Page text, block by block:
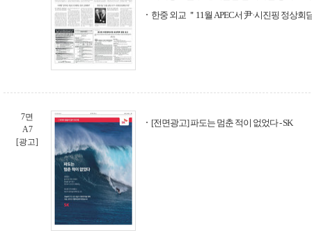
한중 외교 ＂11월 APEC서 尹·시진핑 정상회
7면
A7
[광고]
[전면광고] 파도는 멈춘 적이 없었다 - SK